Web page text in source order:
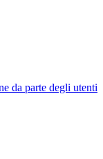
da parte degli utenti